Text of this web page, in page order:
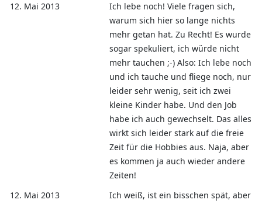
12. Mai 2013
Ich lebe noch! Viele fragen sich,
warum sich hier so lange nichts
mehr getan hat. Zu Recht! Es wurde
sogar spekuliert, ich würde nicht
mehr tauchen ;-) Also: Ich lebe noch
und ich tauche und fliege noch, nur
leider sehr wenig, seit ich zwei
kleine Kinder habe. Und den Job
habe ich auch gewechselt. Das alles
wirkt sich leider stark auf die freie
Zeit für die Hobbies aus. Naja, aber
es kommen ja auch wieder andere
Zeiten!
12. Mai 2013
Ich weiß, ist ein bisschen spät, aber